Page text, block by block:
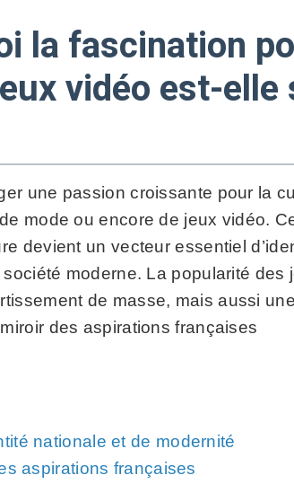
la fascination
vidéo est-elle
une passion croissante pour la
mode ou encore de jeux vidéo.
devient un vecteur essentiel
moderne. La popularité des
de masse, mais aussi une
des aspirations françaises
nationale et de modernité
aspirations françaises